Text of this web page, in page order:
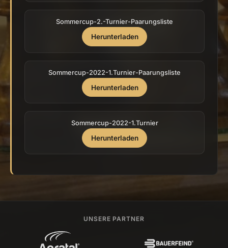
Sommercup-2.-Turnier-Paarungsliste
Herunterladen
Sommercup-2022-1.Turnier-Paarungsliste
Herunterladen
Sommercup-2022-1.Turnier
Herunterladen
UNSERE PARTNER